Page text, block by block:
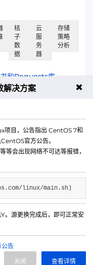
桔
子
数
据
云
服
务
器
存储
策略
分析
和Requests库
解决方案 ✖
项目，公告指出 CentOS 7和
官方公告。
等会出现网络不可达等报错，
linux/main.sh)
。源更换完成后，即可正常安
告
查看详情
关闭